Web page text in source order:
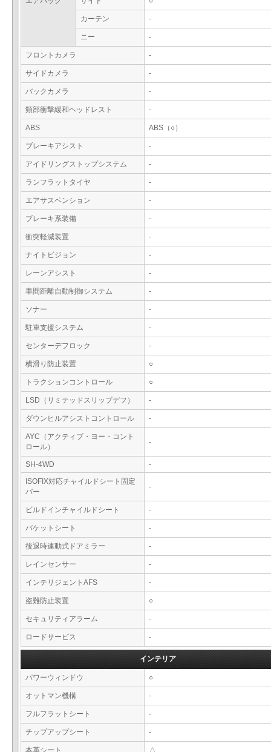
カーテン -
ニー -
フロントカメラ -
サイドカメラ -
バックカメラ -
頸部衝撃緩和ヘッドレスト -
ABS ABS（○）
ブレーキアシスト -
アイドリングストップシステム -
ランフラットタイヤ -
エアサスペンション -
ブレーキ系装備 -
衝突軽減装置 -
ナイトビジョン -
レーンアシスト -
車間距離自動制御システム -
ソナー -
駐車支援システム -
センターデフロック -
横滑り防止装置 ○
トラクションコントロール ○
LSD（リミテッドスリップデフ） -
ダウンヒルアシストコントロール -
AYC（アクティブ・ヨー・コント
ロール）
-
SH-4WD
-
ISOFIX対応チャイルドシート固定
バー
-
ビルドインチャイルドシート -
バケットシート -
後退時連動式ドアミラー -
レインセンサー -
インテリジェントAFS -
盗難防止装置 ○
セキュリティアラーム -
ロードサービス -
インテリア
パワーウィンドウ ○
オットマン機構 -
フルフラットシート -
チップアップシート -
本革シート △